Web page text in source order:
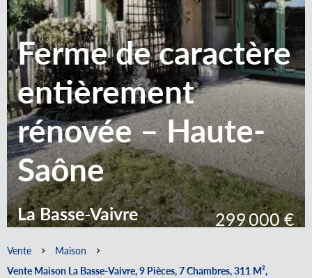
Ferme de caractère
entièrement
rénovée – Haute-
Saône
La Basse-Vaivre 299 000 €
Vente
Maison
Vente Maison La Basse-Vaivre, 9 Pièces, 7 Chambres, 311 M²,